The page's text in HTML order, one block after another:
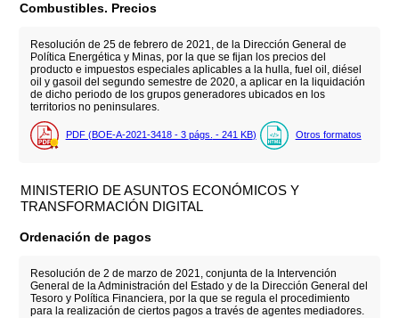
Combustibles. Precios
Resolución de 25 de febrero de 2021, de la Dirección General de
Política Energética y Minas, por la que se fijan los precios del
producto e impuestos especiales aplicables a la hulla, fuel oil, diésel
oil y gasoil del segundo semestre de 2020, a aplicar en la liquidación
de dicho periodo de los grupos generadores ubicados en los
territorios no peninsulares.
PDF (BOE-A-2021-3418 - 3 págs. - 241 KB) Otros formatos
MINISTERIO DE ASUNTOS ECONÓMICOS Y
TRANSFORMACIÓN DIGITAL
Ordenación de pagos
Resolución de 2 de marzo de 2021, conjunta de la Intervención
General de la Administración del Estado y de la Dirección General del
Tesoro y Política Financiera, por la que se regula el procedimiento
para la realización de ciertos pagos a través de agentes mediadores.